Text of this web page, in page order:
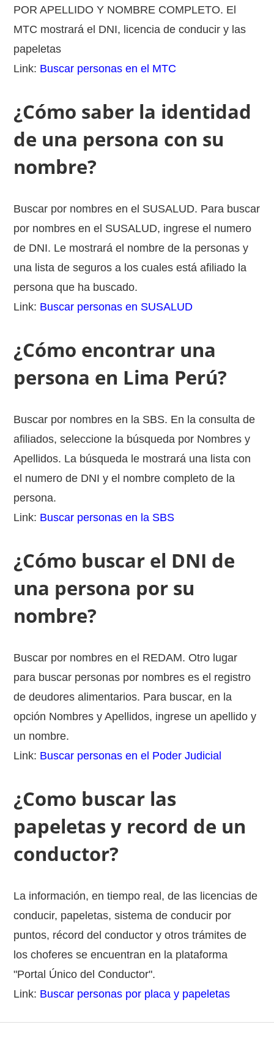
POR APELLIDO Y NOMBRE COMPLETO. El
MTC mostrará el DNI, licencia de conducir y las
papeletas
Link: Buscar personas en el MTC
¿Cómo saber la identidad
de una persona con su
nombre?
Buscar por nombres en el SUSALUD. Para buscar
por nombres en el SUSALUD, ingrese el numero
de DNI. Le mostrará el nombre de la personas y
una lista de seguros a los cuales está afiliado la
persona que ha buscado.
Link: Buscar personas en SUSALUD
¿Cómo encontrar una
persona en Lima Perú?
Buscar por nombres en la SBS. En la consulta de
afiliados, seleccione la búsqueda por Nombres y
Apellidos. La búsqueda le mostrará una lista con
el numero de DNI y el nombre completo de la
persona.
Link: Buscar personas en la SBS
¿Cómo buscar el DNI de
una persona por su
nombre?
Buscar por nombres en el REDAM. Otro lugar
para buscar personas por nombres es el registro
de deudores alimentarios. Para buscar, en la
opción Nombres y Apellidos, ingrese un apellido y
un nombre.
Link: Buscar personas en el Poder Judicial
¿Como buscar las
papeletas y record de un
conductor?
La información, en tiempo real, de las licencias de
conducir, papeletas, sistema de conducir por
puntos, récord del conductor y otros trámites de
los choferes se encuentran en la plataforma
"Portal Único del Conductor".
Link: Buscar personas por placa y papeletas